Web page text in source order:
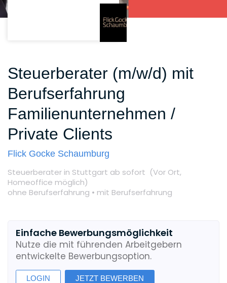
Steuerberater (m/w/d) mit
Berufserfahrung
Familienunternehmen /
Private Clients
Flick Gocke Schaumburg
Steuerberater in Stuttgart ab sofort (Vor Ort,
Homeoffice möglich)
ohne Berufserfahrung • mit Berufserfahrung
Einfache Bewerbungsmöglichkeit
Nutze die mit führenden Arbeitgebern
entwickelte Bewerbungsoption.
LOGIN JETZT BEWERBEN